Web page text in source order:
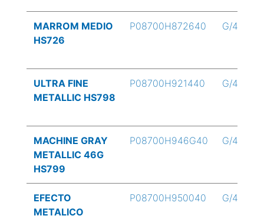
MARROM MEDIO
HS726
P08700H872640 G/4
ULTRA FINE
METALLIC HS798
P08700H921440 G/4
MACHINE GRAY
METALLIC 46G
HS799
P08700H946G40 G/4
EFECTO
METALICO
P08700H950040 G/4